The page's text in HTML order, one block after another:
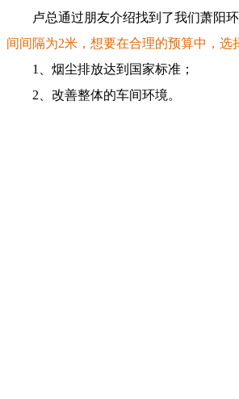
卢总通过朋友介绍找到了我们萧阳环
间间隔为2米 ，想要在合理的预算中，选
1、烟尘排放达到国家标准；
2、改善整体的车间环境。